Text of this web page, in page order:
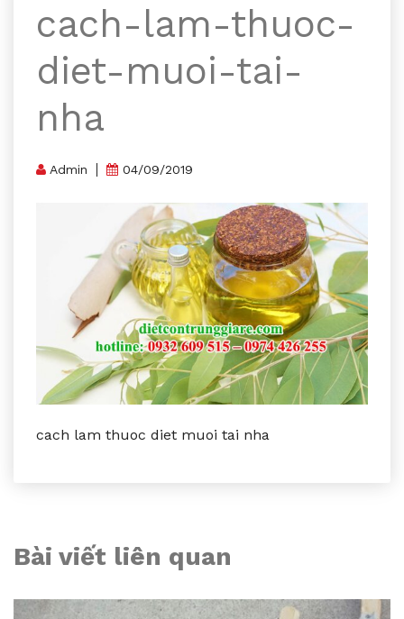
cach-lam-thuoc-
diet-muoi-tai-
nha
Admin 04/09/2019
cach lam thuoc diet muoi tai nha
Bài viết liên quan